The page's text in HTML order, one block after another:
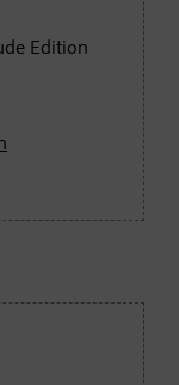
Edition